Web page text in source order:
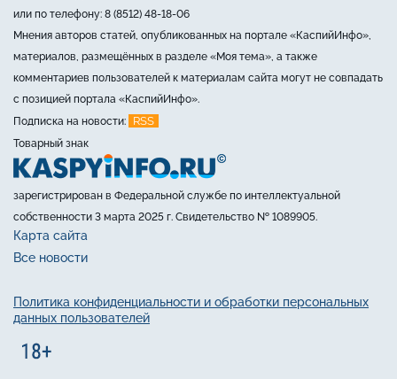
или по телефону: 8 (8512) 48-18-06
Мнения авторов статей, опубликованных на портале «КаспийИнфо»,
материалов, размещённых в разделе «Моя тема», а также
комментариев пользователей к материалам сайта могут не совпадать
с позицией портала «КаспийИнфо».
Подписка на новости:
RSS
Товарный знак
зарегистрирован в Федеральной службе по интеллектуальной
собственности 3 марта 2025 г. Свидетельство № 1089905.
Карта сайта
Все новости
Политика конфиденциальности и обработки персональных
данных пользователей